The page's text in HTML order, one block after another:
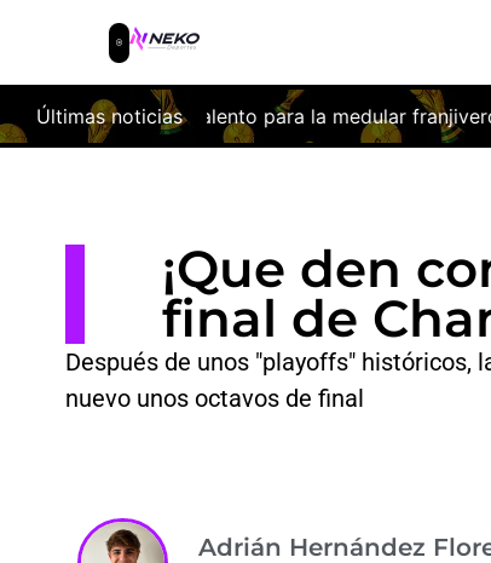
Últimas noticias
para la medular franjiverde Las obras del
¡Que den
final de
Después de unos "playoffs" históricos,
nuevo unos octavos de final
Adrián Hernández